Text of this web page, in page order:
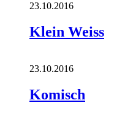
23.10.2016
Klein Weiss
23.10.2016
Komisch